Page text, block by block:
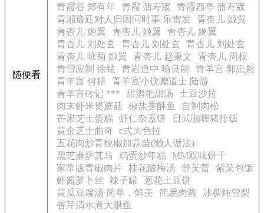
随便看
青霞谷 郑有年
青霞 蒲寿宬
青霞西亭 蒲寿宬
青湘逢廷对人归因问时事 乐雷发
青杏儿 姬翼
青杏儿 姬翼
青杏儿 姬翼
青杏儿 姬翼
青杏儿 刘处玄
青杏儿 刘处玄
青杏儿 刘处玄
青杏儿 咏菊 姬翼
青杏儿 赵秉文
青杏儿 周权
青雪应制 徐铉 青岩道中 喻良能 青羊宫 郭忠恕
青羊宫 何耕 青羊宫小饮赠道士 陆游
青羊宫砖记 ***
甜酒粑甜汤
土豆沙拉
肉末虾米煲蘑菇
椒盐香酥鱼
自制肉松
芒果芝士蛋糕
虾仁杂素饼
日式咖喱猪排饭
黄金芝士曲奇
c式大色拉
五花肉炒青辣椒加蒜苗(懒人做法)
黑芝麻萨其马
鸡蛋炒年糕
MM双味饼干
家常版青椒肉片 桂花酸梅汤 舒芙蕾
紫菜包饭
虾酱萝卜丝
辣子罐
葱花土豆饼
黄瓜豆腐汤 简单，鲜美
简易肉酱
冰糖炖雪梨
香芹清水煮大眼鱼